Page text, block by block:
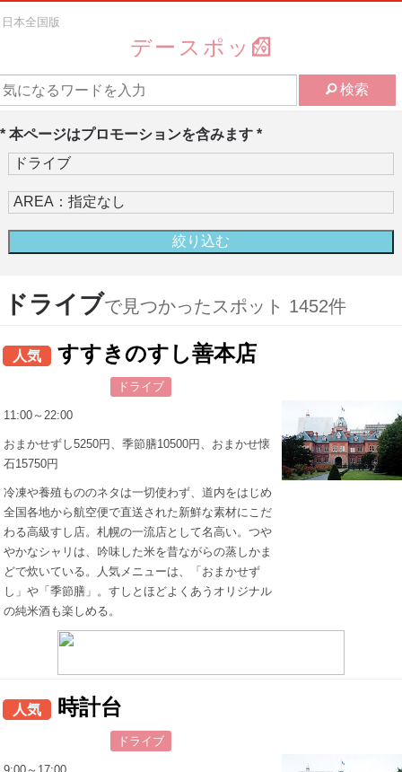
日本全国版
デースポッ
検索
* 本ページはプロモーションを含みます *
ドライブで見つかったスポット 1452件
人気 すすきのすし善本店
ドライブ
11:00～22:00
おまかせずし5250円、季節膳10500円、おまかせ懐
石15750円
冷凍や養殖もののネタは一切使わず、道内をはじめ
全国各地から航空便で直送された新鮮な素材にこだ
わる高級すし店。札幌の一流店として名高い。つや
やかなシャリは、吟味した米を昔ながらの蒸しかま
どで炊いている。人気メニューは、「おまかせず
し」や「季節膳」。すしとほどよくあうオリジナル
の純米酒も楽しめる。
人気 時計台
ドライブ